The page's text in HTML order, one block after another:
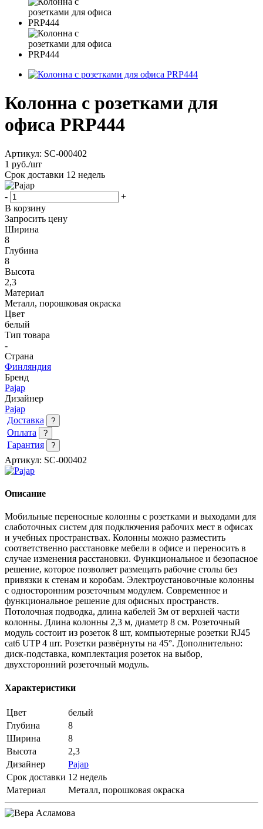
Колонна с розетками для
офиса PRP444
Артикул: SC-000402
1 руб./шт
Срок доставки 12 недель
-
+
В корзину
Запросить цену
Ширина
8
Глубина
8
Высота
2,3
Материал
Металл, порошковая окраска
Цвет
белый
Тип товара
-
Страна
Финляндия
Бренд
Pajap
Дизайнер
Pajap
Доставка
?
Оплата ?
Гарантия ?
Артикул: SC-000402
Описание
Мобильные переносные колонны с розетками и выходами для
слаботочных систем для подключения рабочих мест в офисах
и учебных пространствах. Колонны можно разместить
соответственно расстановке мебели в офисе и переносить в
случае изменения расстановки. Функциональное и безопасное
решение, которое позволяет размещать рабочие столы без
привязки к стенам и коробам. Электроустановочные колонны
с односторонним розеточным модулем. Современное и
функциональное решение для офисных пространств.
Потолочная подводка, длина кабелей 3м от верхней части
колонны. Длина колонны 2,3 м, диаметр 8 см. Розеточный
модуль состоит из розеток 8 шт, компьютерные розетки RJ45
cat6 UTP 4 шт. Розетки развёрнуты на 45°. Дополнительно:
диск-подставка, комплектация розеток на выбор,
двухсторонний розеточный модуль.
Характеристики
Цвет
белый
Глубина
8
Ширина
8
Высота
2,3
Дизайнер
Pajap
Срок доставки 12 недель
Материал
Металл, порошковая окраска